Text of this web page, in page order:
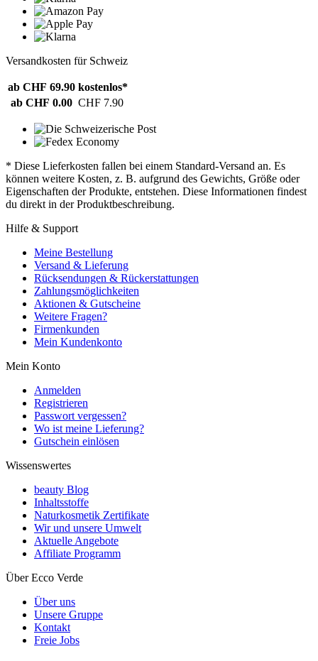
Versandkosten für Schweiz
ab CHF 69.90 kostenlos*
ab CHF 0.00 CHF 7.90
* Diese Lieferkosten fallen bei einem Standard-Versand an. Es
können weitere Kosten, z. B. aufgrund des Gewichts, Größe oder
Eigenschaften der Produkte, entstehen. Diese Informationen findest
du direkt in der Produktbeschreibung.
Hilfe & Support
Meine Bestellung
Versand & Lieferung
Rücksendungen & Rückerstattungen
Zahlungsmöglichkeiten
Aktionen & Gutscheine
Weitere Fragen?
Firmenkunden
Mein Kundenkonto
Mein Konto
Anmelden
Registrieren
Passwort vergessen?
Wo ist meine Lieferung?
Gutschein einlösen
Wissenswertes
beauty Blog
Inhaltsstoffe
Naturkosmetik Zertifikate
Wir und unsere Umwelt
Aktuelle Angebote
Affiliate Programm
Über Ecco Verde
Über uns
Unsere Gruppe
Kontakt
Freie Jobs